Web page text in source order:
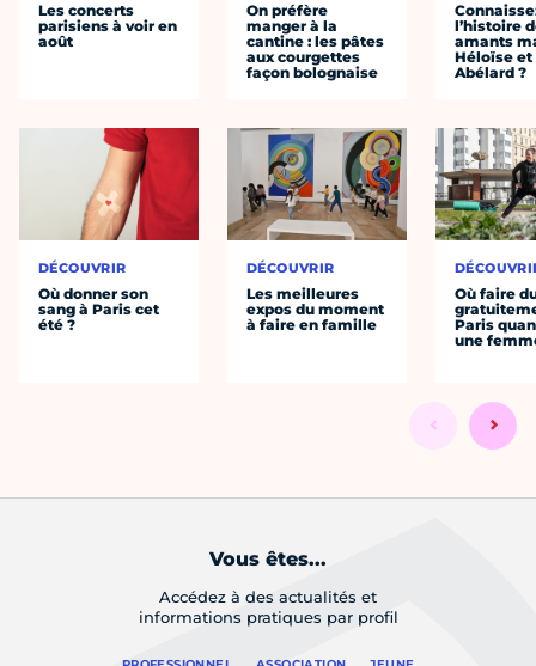
Les concerts
parisiens à voir en
août
DÉCOUVRIR
Où donner son
sang à Paris cet
été ?
On préfère
manger à la
cantine : les pâtes
aux courgettes
façon bolognaise
DÉCOUVRIR
Les meilleures
expos du moment
à faire en famille
l’histoire
amants
Héloïse et
Abélard ?
Où faire
Paris
une
Vous êtes...
Accédez à des actualités et
informations pratiques par profil